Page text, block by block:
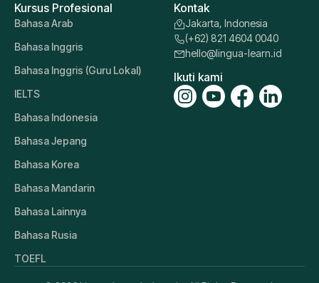
Kursus Profesional
Bahasa Arab
Bahasa Inggris
Bahasa Inggris (Guru Lokal)
IELTS
Bahasa Indonesia
Bahasa Jepang
Bahasa Korea
Bahasa Mandarin
Bahasa Lainnya
Bahasa Rusia
TOEFL
Kontak
Jakarta, Indonesia
(+62) 821 4604 0040
hello@lingua-learn.id
Ikuti kami